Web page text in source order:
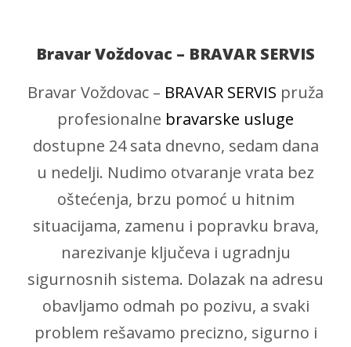
Bravar Voždovac – BRAVAR SERVIS
Bravar Voždovac – BRAVAR SERVIS pruža
profesionalne bravarske usluge
dostupne 24 sata dnevno, sedam dana
u nedelji. Nudimo otvaranje vrata bez
oštećenja, brzu pomoć u hitnim
situacijama, zamenu i popravku brava,
narezivanje ključeva i ugradnju
sigurnosnih sistema. Dolazak na adresu
obavljamo odmah po pozivu, a svaki
problem rešavamo precizno, sigurno i